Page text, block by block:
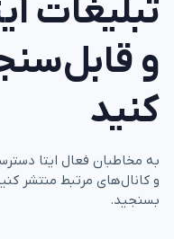
تبلیغات
و
کنید
به مخاطبان فعال ایتا
و کانال‌های مرتبط منتشر
بسنجید.